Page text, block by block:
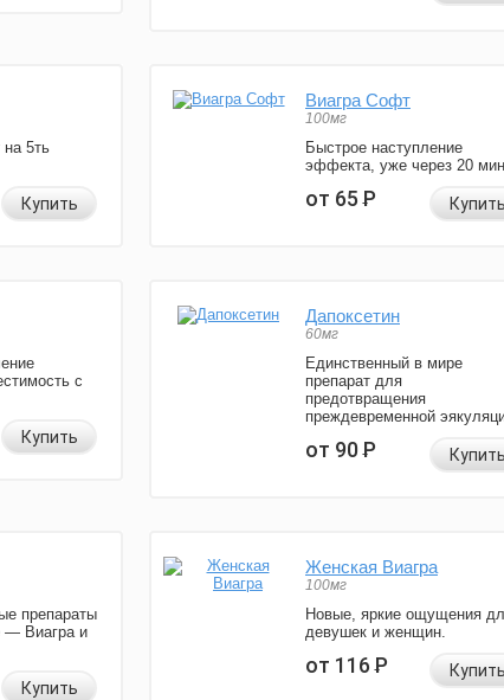
5ть
Купить
Виагра Софт
100мг
Быстрое наступление
эффекта, уже через 20
от 65Р Купить
с
Купить
Дапоксетин
60мг
Единственный в мире
препарат для
предотвращения
преждевременной
от 90Р Купить
препараты
— Виагра и
Купить
Женская Виагра
100мг
Новые, яркие ощущения
девушек и женщин.
от 116Р Купить